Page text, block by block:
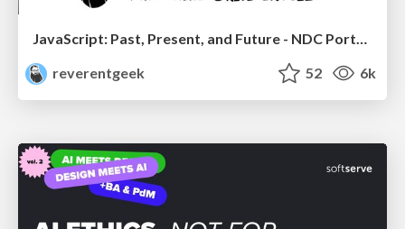
JavaScript: Past, Present, and Future - NDC Porto 2020
reverentgeek
52 6k